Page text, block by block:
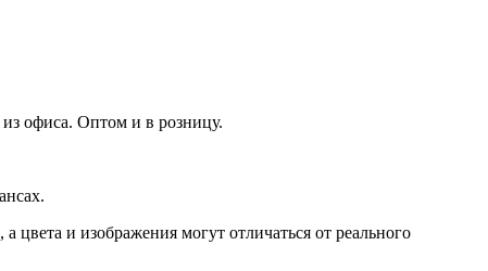
офиса. Оптом и в розницу.
цвета и изображения могут отличаться от реального